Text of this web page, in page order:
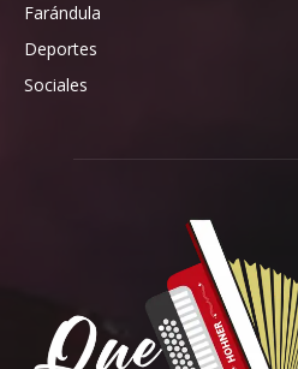
Farándula
Deportes
Sociales